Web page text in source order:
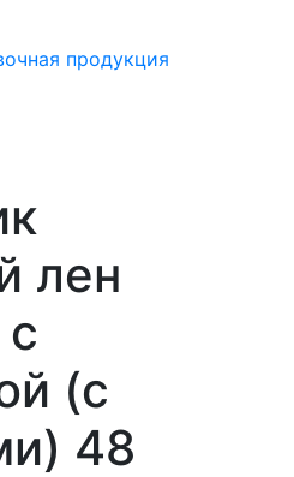
продукция
лен
(с
48